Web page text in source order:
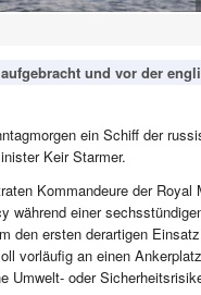
und vor der
ein Schiff der
Keir Starmer.
Kommandeure der Royal
während einer
den ersten derartigen
vorläufig an einen
Umwelt- oder